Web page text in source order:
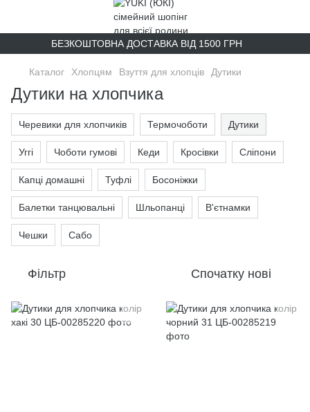
БЕЗКОШТОВНА ДОСТАВКА ВІД 1500 ГРН
Каталог Хлопцям Взуття для хлопців Дутики
Дутики на хлопчика
Черевики для хлопчиків Термочоботи Дутики
Уггі Чоботи гумові Кеди Кросівки Сліпони
Капці домашні Туфлі Босоніжки
Балетки танцювальні Шльопанці В'єтнамки
Чешки Сабо
Фільтр Спочатку нові